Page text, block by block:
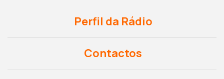
Perfil da Rádio
Contactos